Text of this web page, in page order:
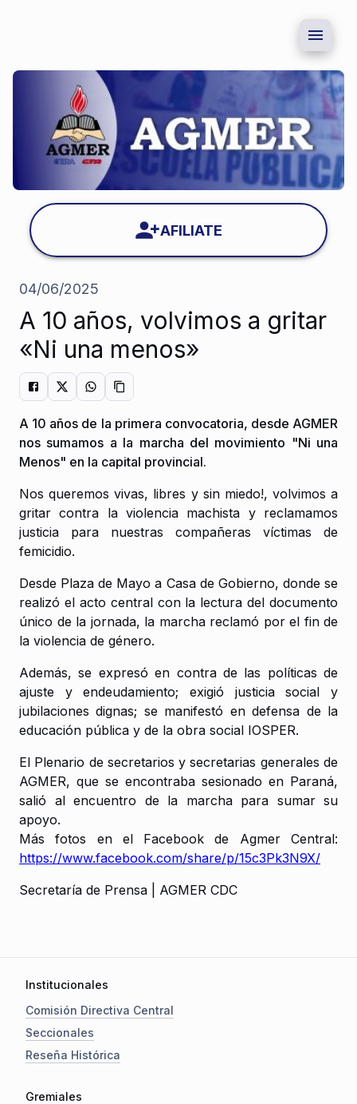
AFILIATE
04/06/2025
A 10 años, volvimos a gritar
«Ni una menos»
A 10 años de la primera convocatoria, desde AGMER
nos sumamos a la marcha del movimiento "Ni una
Menos" en la capital provincial.
Nos queremos vivas, libres y sin miedo!, volvimos a
gritar contra la violencia machista y reclamamos
justicia para nuestras compañeras víctimas de
femicidio.
Desde Plaza de Mayo a Casa de Gobierno, donde se
realizó el acto central con la lectura del documento
único de la jornada, la marcha reclamó por el fin de
la violencia de género.
Además, se expresó en contra de las políticas de
ajuste y endeudamiento; exigió justicia social y
jubilaciones dignas; se manifestó en defensa de la
educación pública y de la obra social IOSPER.
El Plenario de secretarios y secretarias generales de
AGMER, que se encontraba sesionado en Paraná,
salió al encuentro de la marcha para sumar su
apoyo.
Más fotos en el Facebook de Agmer Central:
https://www.facebook.com/share/p/15c3Pk3N9X/
Secretaría de Prensa | AGMER CDC
Institucionales
Comisión Directiva Central
Seccionales
Reseña Histórica
Gremiales